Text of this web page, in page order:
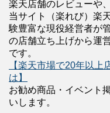
楽天店舗のレビューや
当サイト（楽れび）楽
験豊富な現役経営者が
の店舗立ち上げから運
です。
【楽天市場で20年以上
は】
お勧め商品・イベント
いします。